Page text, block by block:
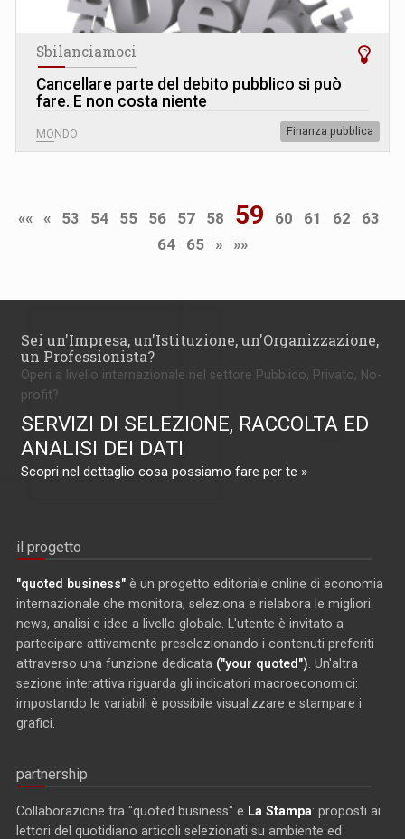
Sbilanciamoci
Cancellare parte del debito pubblico si può
fare. E non costa niente
MONDO Finanza pubblica
«« « 53 54 55 56 57 58 59 60 61 62
63
64
65 » »»
Sei un'Impresa, un'Istituzione, un'Organizzazione,
un Professionista?
Operi a livello internazionale nel settore Pubblico, Privato, No-
profit?
SERVIZI DI SELEZIONE, RACCOLTA ED
ANALISI DEI DATI
Scopri nel dettaglio cosa possiamo fare per te »
il progetto
"quoted business" è un progetto editoriale online di economia
internazionale che monitora, seleziona e rielabora le migliori
news, analisi e idee a livello globale. L'utente è invitato a
partecipare attivamente preselezionando i contenuti preferiti
attraverso una funzione dedicata ("your quoted") . Un'altra
sezione interattiva riguarda gli indicatori macroeconomici:
impostando le variabili è possibile visualizzare e stampare i
grafici.
partnership
Collaborazione tra "quoted business" e La Stampa: proposti ai
lettori del quotidiano articoli selezionati su ambiente ed